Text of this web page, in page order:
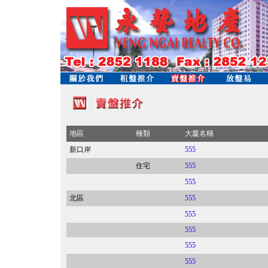
地區 種類
大廈名稱
新口岸
555
住宅
555
555
北區
555
555
555
555
555